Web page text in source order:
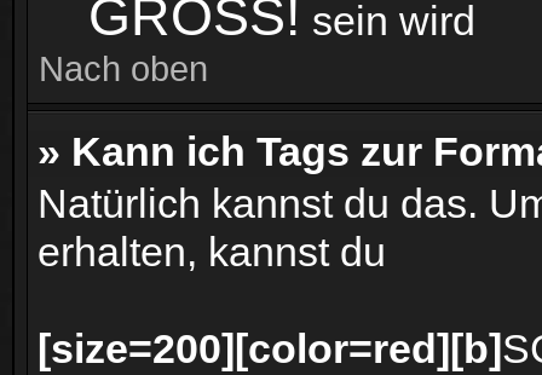
GROSS! sein wird
Nach oben
» Kann ich Tags zur
Natürlich kannst du das.
erhalten, kannst du
[size=200][color=red][b]